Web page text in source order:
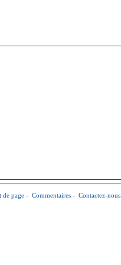
de page - Commentaires - Contactez-nous